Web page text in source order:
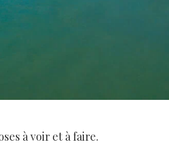
à voir et à faire.